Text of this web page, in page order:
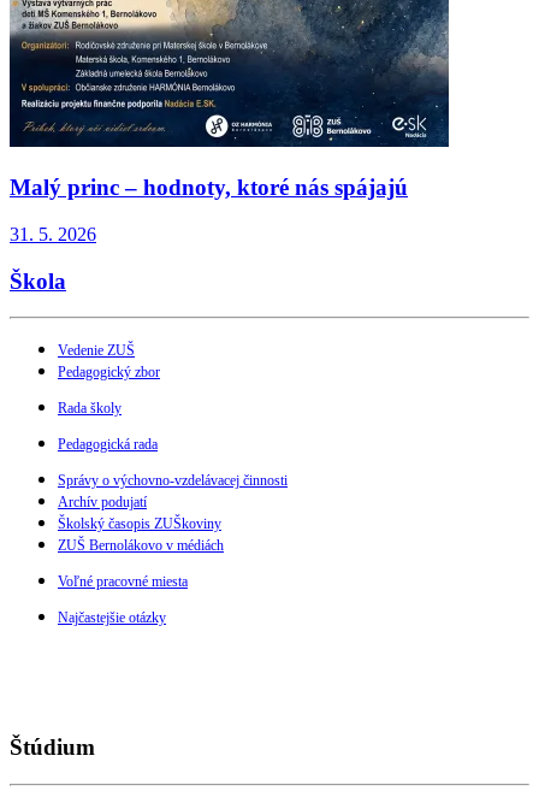
Malý princ – hodnoty, ktoré nás spájajú
31. 5. 2026
Škola
Vedenie ZUŠ
Pedagogický zbor
Rada školy
Pedagogická rada
Správy o výchovno-vzdelávacej činnosti
Archív podujatí
Školský časopis ZUŠkoviny
ZUŠ Bernolákovo v médiách
Voľné pracovné miesta
Najčastejšie otázky
Štúdium